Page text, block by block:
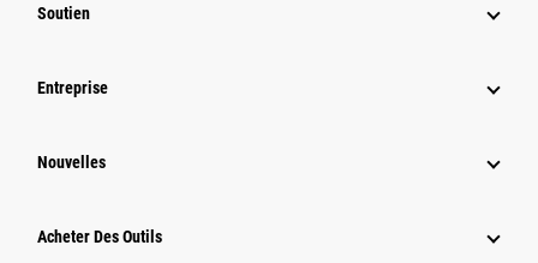
Soutien
Entreprise
Nouvelles
Acheter Des Outils